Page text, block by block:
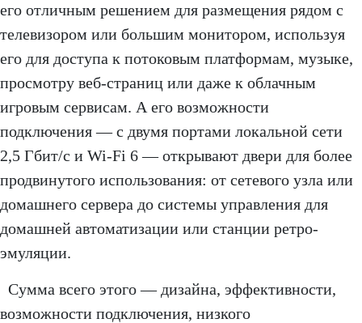
его отличным решением для размещения рядом с
телевизором или большим монитором, используя
его для доступа к потоковым платформам, музыке,
просмотру веб-страниц или даже к облачным
игровым сервисам. А его возможности
подключения — с двумя портами локальной сети
2,5 Гбит/с и Wi-Fi 6 — открывают двери для более
продвинутого использования: от сетевого узла или
домашнего сервера до системы управления для
домашней автоматизации или станции ретро-
эмуляции.
Сумма всего этого — дизайна, эффективности,
возможности подключения, низкого